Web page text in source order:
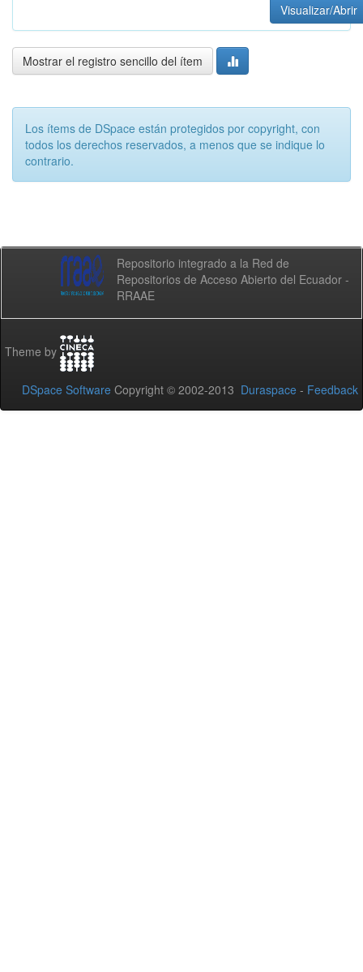
Visualizar/Abrir
Mostrar el registro sencillo del ítem
Los ítems de DSpace están protegidos por copyright, con
todos los derechos reservados, a menos que se indique lo
contrario.
Repositorio integrado a la Red de
Repositorios de Acceso Abierto del Ecuador -
RRAAE
Theme by
DSpace Software Copyright © 2002-2013 Duraspace - Feedback